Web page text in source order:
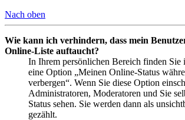
Nach oben
Wie kann ich verhindern, dass mein
Online-Liste auftaucht?
In Ihrem persönlichen Bereich finden Sie
eine Option „Meinen Online-Status
verbergen“. Wenn Sie diese Option
Administratoren, Moderatoren und Sie
Status sehen. Sie werden dann als
gezählt.